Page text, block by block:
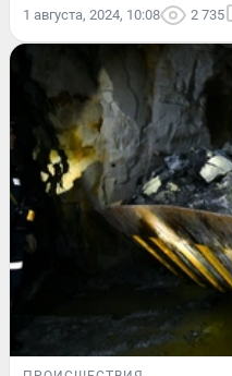
1 августа, 2024, 10:08 2 735